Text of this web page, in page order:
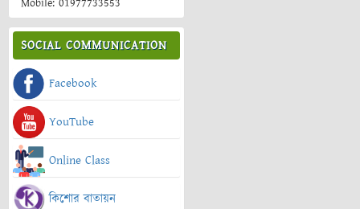
Mobile: 01977733553
SOCIAL COMMUNICATION
Facebook
YouTube
Online Class
কিশোর বাতায়ন